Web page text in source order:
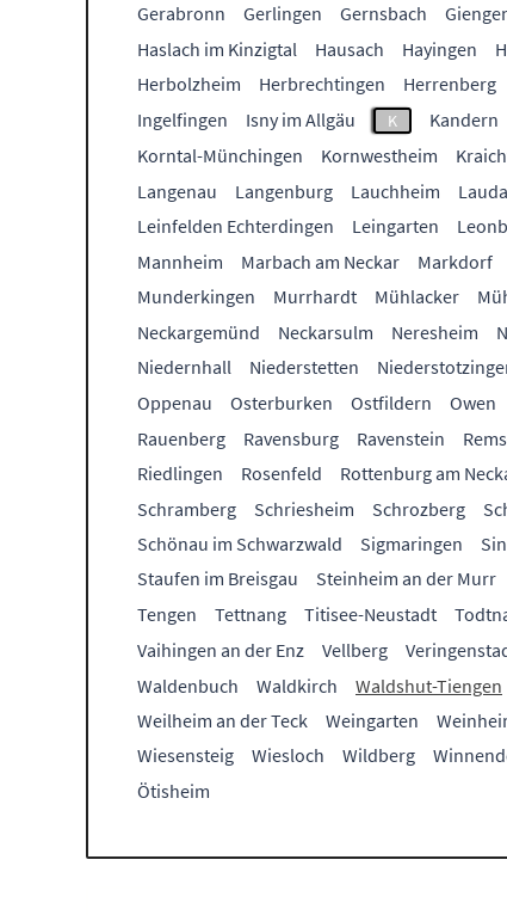
Gerabronn
Gerlingen Gernsbach
Haslach im Kinzigtal
Hausach Hayingen
Herbolzheim
Herbrechtingen Herrenberg
Ingelfingen
Isny im Allgäu K Kandern
Korntal-Münchingen
Kornwestheim
Langenau
Langenburg Lauchheim
Leinfelden Echterdingen
Leingarten
Mannheim
Marbach am Neckar Markdorf
Munderkingen
Murrhardt Mühlacker
Neckargemünd
Neckarsulm Neresheim
Niedernhall
Niederstetten
Oppenau
Osterburken Ostfildern Owen
Rauenberg
Ravensburg Ravenstein
Riedlingen
Rosenfeld Rottenburg am
Schramberg
Schriesheim Schrozberg
Schönau im Schwarzwald
Sigmaringen
Staufen im Breisgau
Steinheim an der Murr
Tengen
Tettnang Titisee-Neustadt
Vaihingen an der Enz Vellberg
Waldenbuch
Waldkirch Waldshut-Tiengen
Weilheim an der Teck
Weingarten
Wiesensteig
Wiesloch Wildberg
Ötisheim